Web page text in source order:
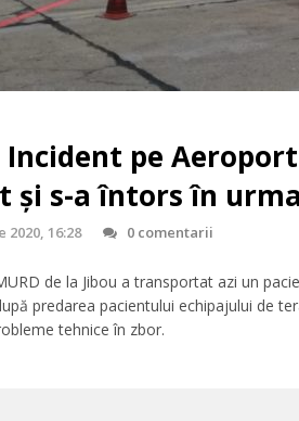
Incident pe
și s-a întors în
2020, 16:28 0 comentarii
de la Jibou a transportat azi un
predarea pacientului echipajului de
tehnice în zbor.